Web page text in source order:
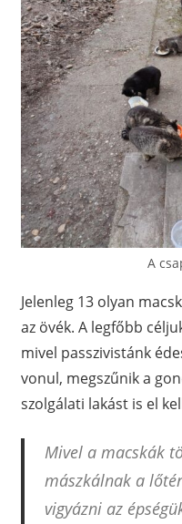
A
Jelenleg 13 olyan
az övék. A legfőbb
mivel passzivistánk
vonul, megszűnik a
szolgálati lakást is el
Mivel a macskák
mászkálnak a
vigyázni az